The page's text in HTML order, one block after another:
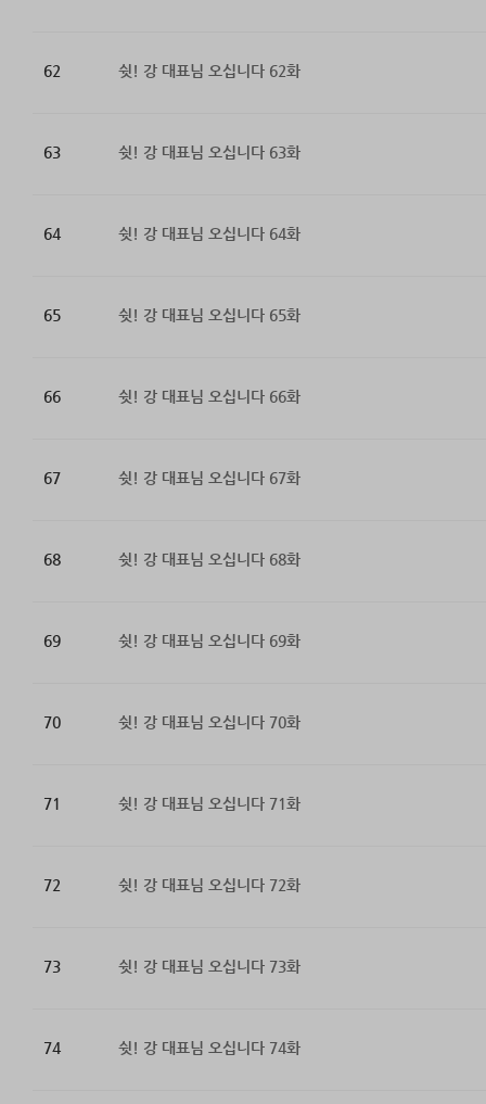
62 쉿! 강 대표님 오십니다 62화
63 쉿! 강 대표님 오십니다 63화
64 쉿! 강 대표님 오십니다 64화
65 쉿! 강 대표님 오십니다 65화
66 쉿! 강 대표님 오십니다 66화
67 쉿! 강 대표님 오십니다 67화
68 쉿! 강 대표님 오십니다 68화
69 쉿! 강 대표님 오십니다 69화
70 쉿! 강 대표님 오십니다 70화
71 쉿! 강 대표님 오십니다 71화
72 쉿! 강 대표님 오십니다 72화
73 쉿! 강 대표님 오십니다 73화
74 쉿! 강 대표님 오십니다 74화